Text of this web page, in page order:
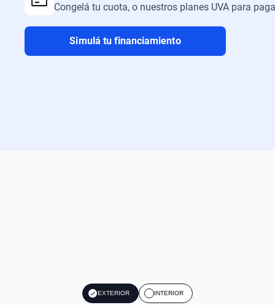
Congelá tu cuota, o nuestros planes UVA para
Simulá tu financiamiento
EXTERIOR INTERIOR